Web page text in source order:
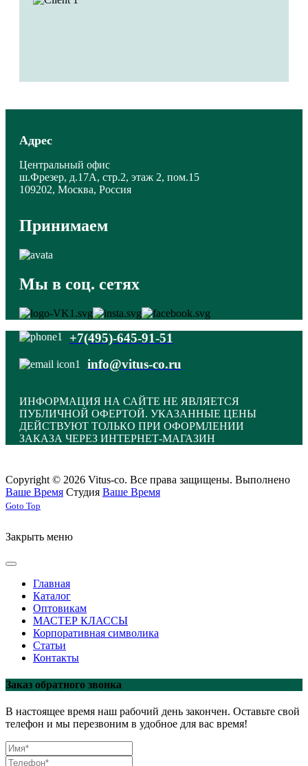
Адрес
Центральный офис
ш.Фрезер, д.17А, стр.2, этаж 2, пом.15
109202, Москва, Россия
Принимаем
Мы в соц. сетях
+7(495)-645-91-51
info@vitus-co.ru
ИНФОРМАЦИЯ НА САЙТЕ НЕ ЯВЛЯЕТСЯ
ПУБЛИЧНОЙ ОФЕРТОЙ. УКАЗАННЫЕ ЦЕНЫ
ДЕЙСТВУЮТ ТОЛЬКО ПРИ ОФОРМЛЕНИИ
ЗАКАЗА ЧЕРЕЗ ИНТЕРНЕТ-МАГАЗИН
Copyright © 2026 Vitus-co. Все права защищены. Выполнено
Ваше Время Студия Ваше Время
Joomla! 3 Templates
Goto Top
Закрыть меню
Главная
Каталог
Оптовикам
МАСТЕР КЛАССЫ
Корпоративная символика
Статьи
Контакты
Заказ обратного звонка
В настоящее время наш рабочий день закончен. Оставьте свой
телефон и мы перезвоним в удобное для вас время!